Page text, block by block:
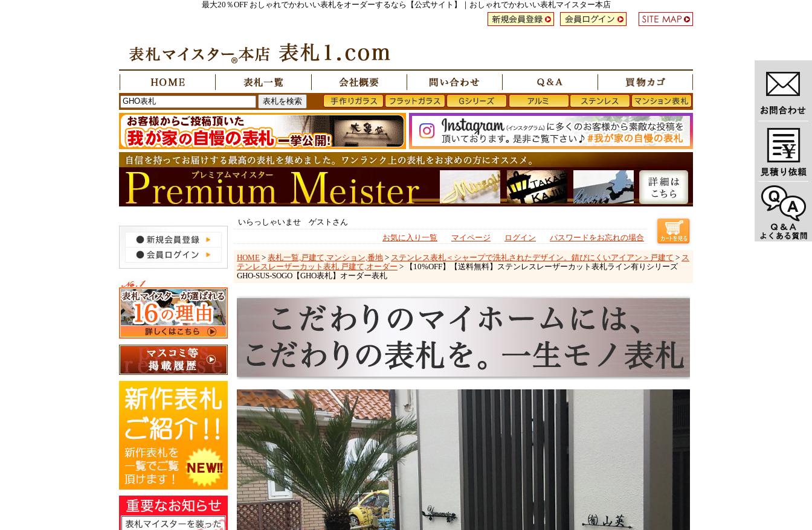
最大20％OFF おしゃれでかわいい表札をオーダーするなら【公式サイト】｜おしゃれでかわいい表札マイスター本店
いらっしゃいませ ゲストさん
お気に入り一覧
マイページ ログイン パスワードをお忘れの場合
HOME > 表札一覧,戸建て,マンション,番地 > ステンレス表札＜シャープで洗礼されたデザイン。錆びにくいアイアン＞戸建て > ス
テンレスレーザーカット表札 戸建て,オーダー > 【10%OFF】【送料無料】ステンレスレーザーカット表札ライン有りシリーズ
GHO-SUS-SOGO【GHO表札】オーダー表札